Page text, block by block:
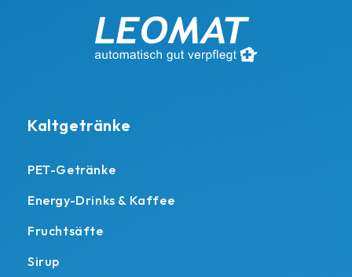
Kaltgetränke
PET-Getränke
Energy-Drinks & Kaffee
Fruchtsäfte
Sirup